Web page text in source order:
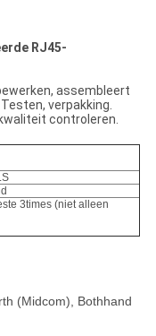
RJ45-
assembleert
verpakking.
controleren.
3times (niet alleen
(Midcom), Bothhand